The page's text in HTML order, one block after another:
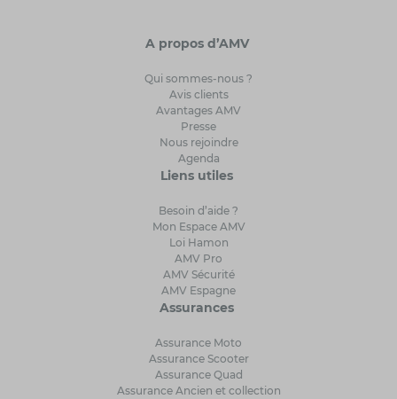
A propos d’AMV
Qui sommes-nous ?
Avis clients
Avantages AMV
Presse
Nous rejoindre
Agenda
Liens utiles
Besoin d’aide ?
Mon Espace AMV
Loi Hamon
AMV Pro
AMV Sécurité
AMV Espagne
Assurances
Assurance Moto
Assurance Scooter
Assurance Quad
Assurance Ancien et collection